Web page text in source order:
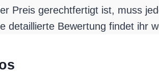
Preis gerechtfertigt ist, muss
detaillierte Bewertung findet ihr